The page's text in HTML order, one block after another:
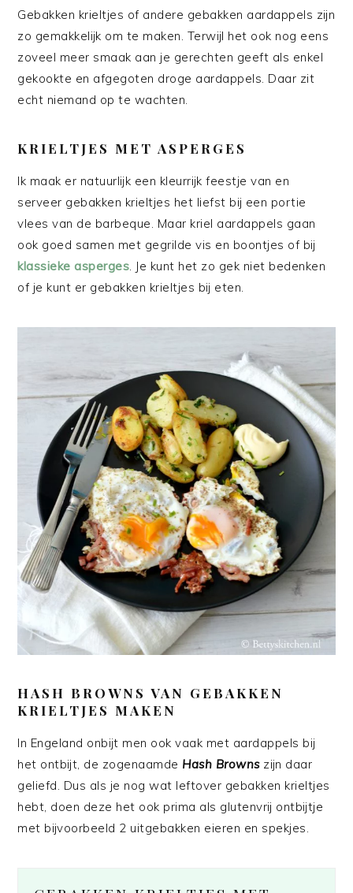
Gebakken krieltjes of andere gebakken aardappels zijn
zo gemakkelijk om te maken. Terwijl het ook nog eens
zoveel meer smaak aan je gerechten geeft als enkel
gekookte en afgegoten droge aardappels. Daar zit
echt niemand op te wachten.
KRIELTJES MET ASPERGES
Ik maak er natuurlijk een kleurrijk feestje van en
serveer gebakken krieltjes het liefst bij een portie
vlees van de barbeque. Maar kriel aardappels gaan
ook goed samen met gegrilde vis en boontjes of bij
klassieke asperges. Je kunt het zo gek niet bedenken
of je kunt er gebakken krieltjes bij eten.
HASH BROWNS VAN GEBAKKEN
KRIELTJES MAKEN
In Engeland onbijt men ook vaak met aardappels bij
het ontbijt, de zogenaamde Hash Brownszijn daar
geliefd. Dus als je nog wat leftover gebakken krieltjes
hebt, doen deze het ook prima als glutenvrij ontbijtje
met bijvoorbeeld 2 uitgebakken eieren en spekjes.